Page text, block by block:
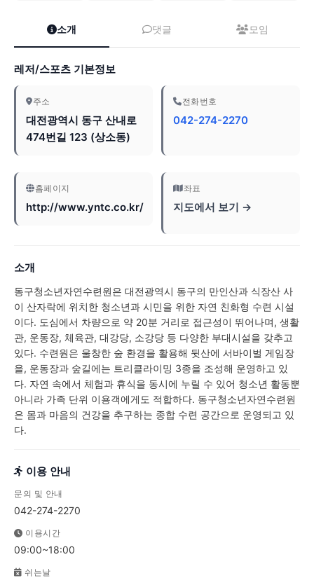
소개 댓글 모임
레저/스포츠 기본정보
주소
대전광역시 동구 산내로
474번길 123 (상소동)
전화번호
042-274-2270
홈페이지
http://www.yntc.co.kr/
좌표
지도에서 보기 →
소개
동구청소년자연수련원은 대전광역시 동구의 만인산과 식장산 사
이 산자락에 위치한 청소년과 시민을 위한 자연 친화형 수련 시설
이다. 도심에서 차량으로 약 20분 거리로 접근성이 뛰어나며, 생활
관, 운동장, 체육관, 대강당, 소강당 등 다양한 부대시설을 갖추고
있다. 수련원은 울창한 숲 환경을 활용해 뒷산에 서바이벌 게임장
을, 운동장과 숲길에는 트리클라이밍 3종을 조성해 운영하고 있
다. 자연 속에서 체험과 휴식을 동시에 누릴 수 있어 청소년 활동뿐
아니라 가족 단위 이용객에게도 적합하다. 동구청소년자연수련원
은 몸과 마음의 건강을 추구하는 종합 수련 공간으로 운영되고 있
다.
이용 안내
문의 및 안내
042-274-2270
이용시간
09:00~18:00
쉬는날